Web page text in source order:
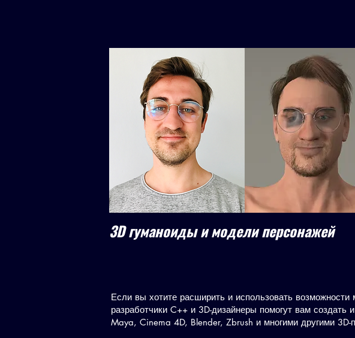
3D гуманоиды и модели персонажей
Если вы хотите расширить и использовать
разработчики C++ и 3D-дизайнеры помогут вам
Maya, Cinema 4D, Blender, Zbrush и многими другими 3D-